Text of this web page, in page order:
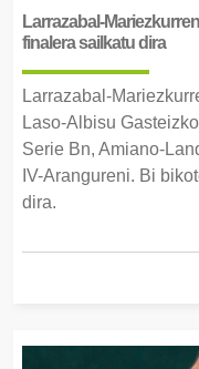
Larrazabal-
finalera sailkatu dira
Larrazabal-
Laso-Albisu
Serie Bn, Amiano-
IV-Arangureni. Bi
dira.